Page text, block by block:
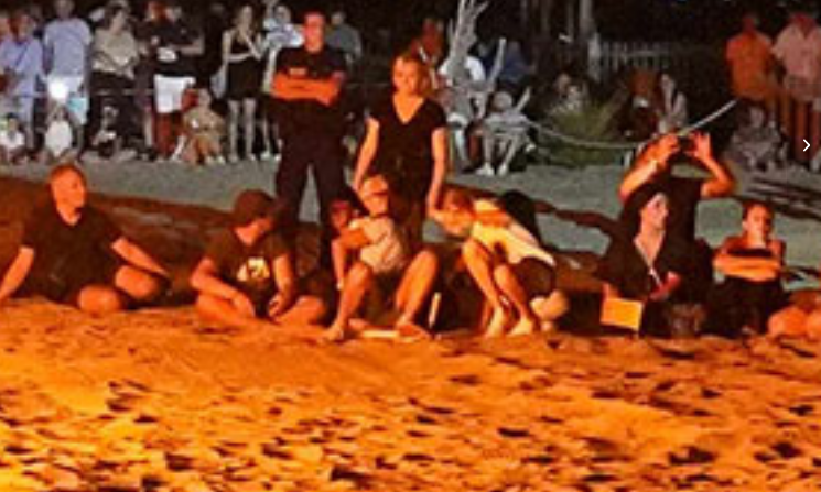
M V D
Télécharger l'agenda
PROGRAMME
Ne plus afficher